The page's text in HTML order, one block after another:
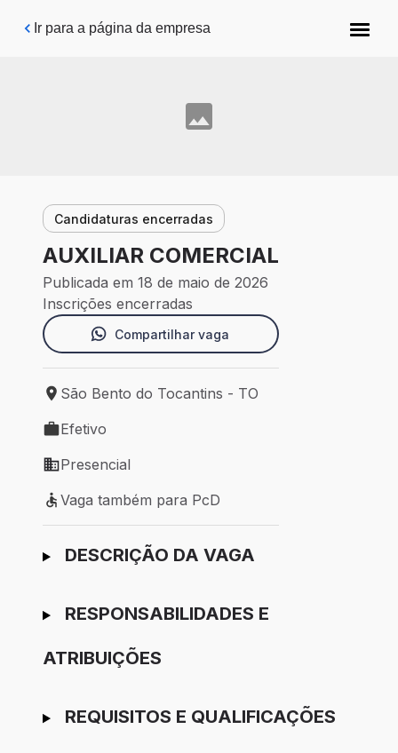
Pular para o conteúdo principal
Ir para a página da empresa
Candidaturas encerradas
AUXILIAR COMERCIAL
Publicada em 18 de maio de 2026
Inscrições encerradas
Compartilhar vaga
Local de trabalho: São Bento do Tocantins - TO
São Bento do Tocantins - TO
Tipo de vaga: Efetivo
Efetivo
Modelo de trabalho: Presencial
Presencial
Vaga também para PcD
Vaga também para PcD
Ir para candidatura
DESCRIÇÃO DA VAGA
RESPONSABILIDADES E
ATRIBUIÇÕES
REQUISITOS E QUALIFICAÇÕES